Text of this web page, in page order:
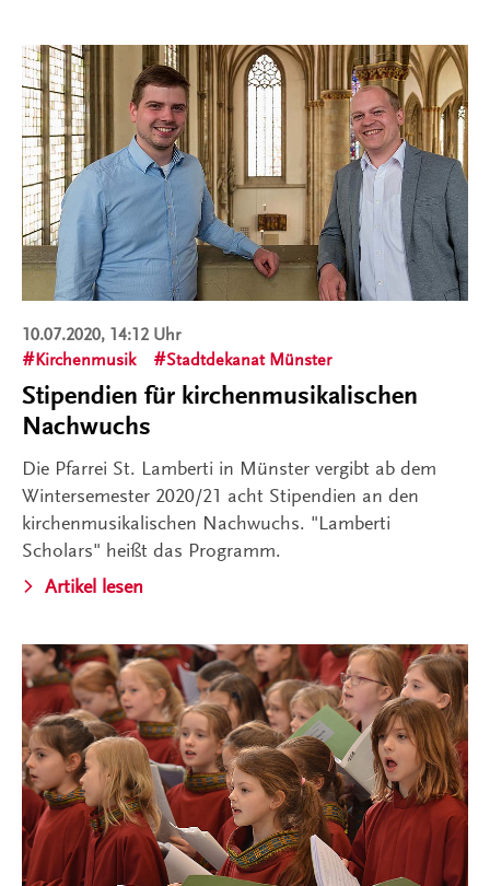
10.07.2020, 14:12 Uhr
Kirchenmusik
Stadtdekanat Münster
Stipendien für kirchenmusikalischen
Nachwuchs
Die Pfarrei St. Lamberti in Münster vergibt ab dem
Wintersemester 2020/21 acht Stipendien an den
kirchenmusikalischen Nachwuchs. "Lamberti
Scholars" heißt das Programm.
Artikel lesen